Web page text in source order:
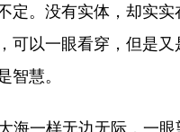
定。没有实体，却实实
可以一眼看穿，但是又
智慧。
海一样无边无际，一眼